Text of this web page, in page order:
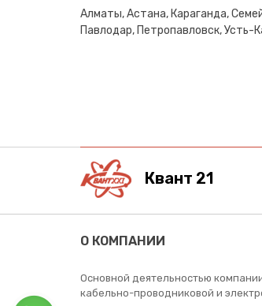
Алматы, Астана, Караганда,
Павлодар, Петропавловск, Усть-
Квант 21
О КОМПАНИИ
Основной деятельностью
кабельно-проводниковой и